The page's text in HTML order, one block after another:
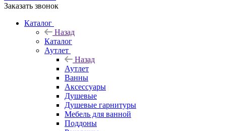
Заказать звонок
Каталог
Назад
Каталог
Аутлет
Назад
Аутлет
Ванны
Аксессуары
Душевые
Душевые гарнитуры
Мебель для ванной
Поддоны